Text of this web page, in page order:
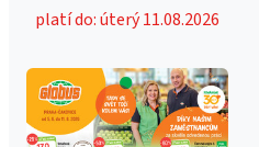
platí do: úterý 11.08.2026